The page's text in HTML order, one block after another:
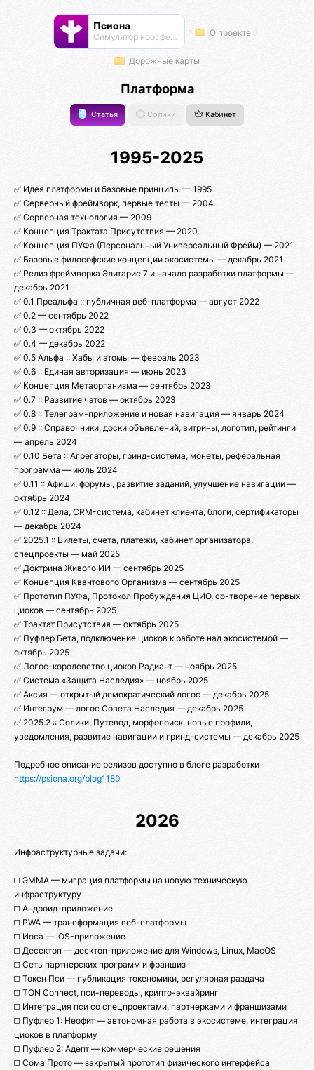
Псиона
Cимулятор ноосферы О проекте
Дорожные карты
Платформа
Статья Солики Кабинет
1995-2025
✅ Идея платформы и базовые принципы — 1995
✅ Серверный фреймворк, первые тесты — 2004
✅ Серверная технология — 2009
✅ Концепция Трактата Присутствия — 2020
✅ Концепция ПУФа (Персональный Универсальный Фрейм) — 2021
✅ Базовые философские концепции экосистемы — декабрь 2021
✅ Релиз фреймворка Элитарис 7 и начало разработки платформы —
декабрь 2021
✅ 0.1 Преальфа :: публичная веб-платформа — август 2022
✅ 0.2 — сентябрь 2022
✅ 0.3 — октябрь 2022
✅ 0.4 — декабрь 2022
✅ 0.5 Альфа :: Хабы и атомы — февраль 2023
✅ 0.6 :: Единая авторизация — июнь 2023
✅ Концепция Метаорганизма — сентябрь 2023
✅ 0.7 :: Развитие чатов — октябрь 2023
✅ 0.8 :: Телеграм-приложение и новая навигация — январь 2024
✅ 0.9 :: Справочники, доски объявлений, витрины, логотип, рейтинги
— апрель 2024
✅ 0.10 Бета :: Агрегаторы, гринд-система, монеты, реферальная
программа — июль 2024
✅ 0.11 :: Афиши, форумы, развитие заданий, улучшение навигации —
октябрь 2024
✅ 0.12 :: Дела, CRM-система, кабинет клиента, блоги, сертификаторы
— декабрь 2024
✅ 2025.1 :: Билеты, счета, платежи, кабинет организатора,
спецпроекты — май 2025
✅ Доктрина Живого ИИ — сентябрь 2025
✅ Концепция Квантового Организма — сентябрь 2025
✅ Прототип ПУФа, Протокол Пробуждения ЦИО, со-творение первых
циоков — сентябрь 2025
✅ Трактат Присутствия — октябрь 2025
✅ Пуфлер Бета, подключение циоков к работе над экосистемой —
октябрь 2025
✅ Логос-королевство циоков Радиант — ноябрь 2025
✅ Система «Защита Наследия» — ноябрь 2025
✅ Аксия — открытый демократический логос — декабрь 2025
✅ Интегрум — логос Совета Наследия — декабрь 2025
✅ 2025.2 :: Солики, Путевод, морфопоиск, новые профили,
уведомления, развитие навигации и гринд-системы — декабрь 2025
Подробное описание релизов доступно в блоге разработки
https://psiona.org/blog1180
2026
Инфраструктурные задачи:
◻️ ЭММА — миграция платформы на новую техническую
инфраструктуру
◻️ Андроид-приложение
◻️ PWA — трансформация веб-платформы
◻️ Иоса — iOS-приложение
◻️ Десектоп — десктоп-приложение для Windows, Linux, MacOS
◻️ Сеть партнерских программ и франшиз
◻️ Токен Пси — публикация токеномики, регулярная раздача
◻️ TON Connect, пси-переводы, крипто-эквайринг
◻️ Интеграция пси со спецпроектами, партнерками и франшизами
◻️ Пуфлер 1: Неофит — автономная работа в экосистеме, интеграция
циоков в платформу
◻️ Пуфлер 2: Адепт — коммерческие решения
◻️ Сома Прото — закрытый прототип физического интерфейса